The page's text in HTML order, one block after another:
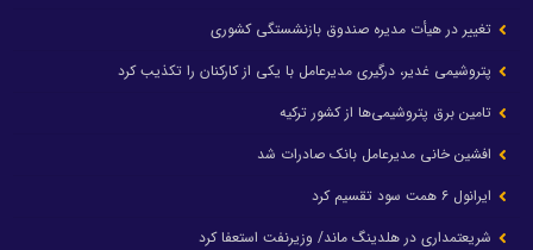
تغییر در هیأت مدیره صندوق بازنشستگی کشوری
پتروشیمی غدیر، درگیری مدیرعامل با یکی از کارکنان را تکذیب کرد
تامین برق پتروشیمی‌ها از کشور ترکیه
افشین خانی مدیرعامل بانک صادرات شد
ایرانول ۶ همت سود تقسیم کرد
شریعتمداری در هلدینگ ماند/ وزیرنفت استعفا کرد